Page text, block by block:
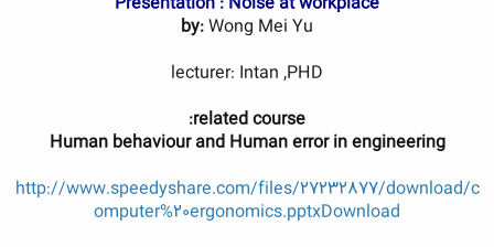
by:Wong Mei Yu
lecturer: Intan ,PHD
related course:
Human behaviour and Human error in engineering
http://www.speedyshare.com/files/27232877/download/c
omputer%20ergonomics.pptxDownload